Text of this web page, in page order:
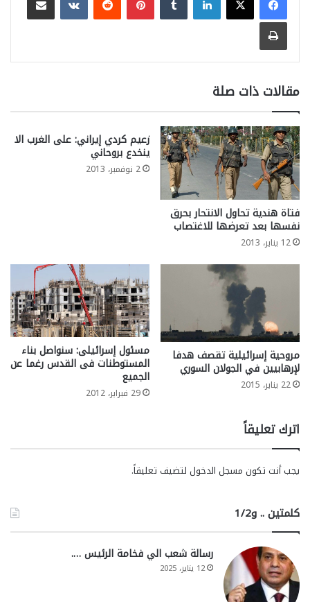
طباعة
مقالات ذات صلة
فتاة هندية تحاول الانتحار بحرق
نفسها بعد تعرضها للاغتصاب
12 يناير، 2013
زعيم كردي إيراني: على الغرب الا
ينخدع بروحاني
2 نوفمبر، 2013
مروحية إسرائيلية تقصف هدفا
لإرهابيين في الجولان السوري
22 يناير، 2015
مسئول إسرائيلى: سنواصل بناء
المستوطنات فى القدس رغما عن
الجميع
29 فبراير، 2012
اترك تعليقاً
يجب أنت تكون مسجل الدخول لتضيف تعليقاً.
كلمتين .. و1/2
رسالة شعب الي فخامة الرئيس ….
12 يناير، 2025